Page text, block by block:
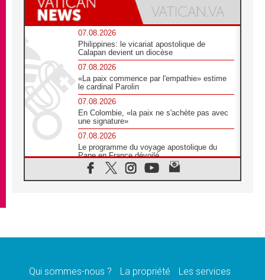
07.08.2026
Philippines: le vicariat apostolique de
Calapan devient un diocèse
07.08.2026
«La paix commence par l'empathie» estime
le cardinal Parolin
07.08.2026
En Colombie, «la paix ne s'achète pas avec
une signature»
07.08.2026
Le programme du voyage apostolique du
Pape en France dévoilé
07.08.2026
1ère Conférence continentale sur l'éducation
07.08.2026
07.08.2026
Qui sommes-nous ? La propriété Les services